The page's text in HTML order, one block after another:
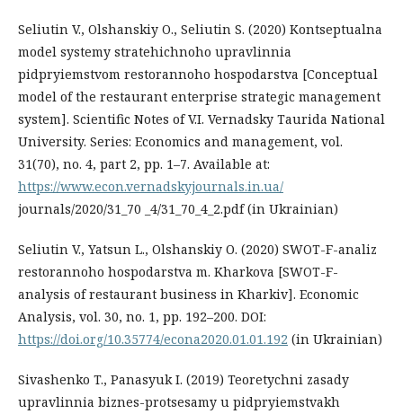
Seliutin V., Olshanskiy O., Seliutin S. (2020) Kontseptualna
model systemy stratehichnoho upravlinnia
pidpryiemstvom restorannoho hospodarstva [Conceptual
model of the restaurant enterprise strategic management
system]. Scientific Notes of V.I. Vernadsky Taurida National
University. Series: Economics and management, vol.
31(70), no. 4, part 2, рр. 1–7. Available at:
https://www.econ.vernadskyjournals.in.ua/
journals/2020/31_70 _4/31_70_4_2.pdf (in Ukrainian)
Seliutin V., Yatsun L., Olshanskiy О. (2020) SWOT-F-analiz
restorannoho hospodarstva m. Kharkova [SWOT-F-
analysis of restaurant business in Kharkiv]. Economic
Analysis, vol. 30, no. 1, рр. 192–200. DOI:
https://doi.org/10.35774/econa2020.01.01.192 (in Ukrainian)
Sivashenko T., Panasyuk I. (2019) Teoretychni zasady
upravlinnia biznes-protsesamy u pidpryiemstvakh